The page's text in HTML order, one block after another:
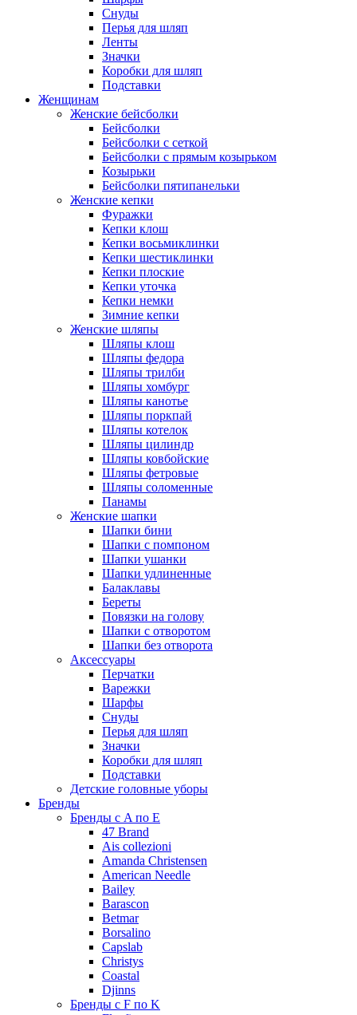
Снуды
Перья для шляп
Ленты
Значки
Коробки для шляп
Подставки
Женщинам
Женские бейсболки
Бейсболки
Бейсболки с сеткой
Бейсболки с прямым козырьком
Козырьки
Бейсболки пятипанельки
Женские кепки
Фуражки
Кепки клош
Кепки восьмиклинки
Кепки шестиклинки
Кепки плоские
Кепки уточка
Кепки немки
Зимние кепки
Женские шляпы
Шляпы клош
Шляпы федора
Шляпы трилби
Шляпы хомбург
Шляпы канотье
Шляпы поркпай
Шляпы котелок
Шляпы цилиндр
Шляпы ковбойские
Шляпы фетровые
Шляпы соломенные
Панамы
Женские шапки
Шапки бини
Шапки с помпоном
Шапки ушанки
Шапки удлиненные
Балаклавы
Береты
Повязки на голову
Шапки с отворотом
Шапки без отворота
Аксессуары
Перчатки
Варежки
Шарфы
Снуды
Перья для шляп
Значки
Коробки для шляп
Подставки
Детские головные уборы
Бренды
Бренды с A по E
47 Brand
Ais collezioni
Amanda Christensen
American Needle
Bailey
Barascon
Betmar
Borsalino
Capslab
Christys
Coastal
Djinns
Бренды с F по K